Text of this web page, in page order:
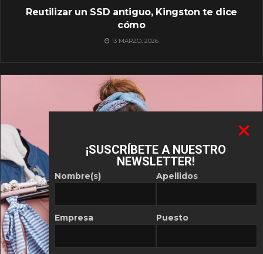
Reutilizar un SSD antiguo, Kingston te dice
cómo
13 MARZO, 2026
¡SUSCRÍBETE A NUESTRO
NEWSLETTER!
Nombre(s)
Empresa
Apellidos
Puesto